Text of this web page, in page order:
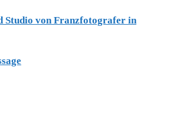
Studio von Franzfotografer in